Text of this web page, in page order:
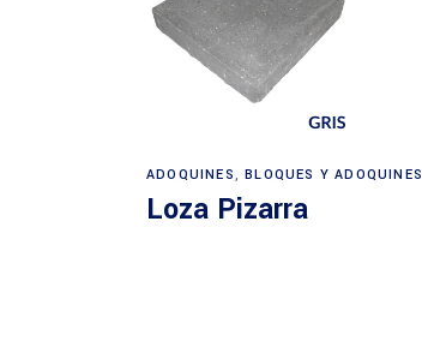
ADOQUINES,BLOQUES Y ADOQUINES
Loza Pizarra